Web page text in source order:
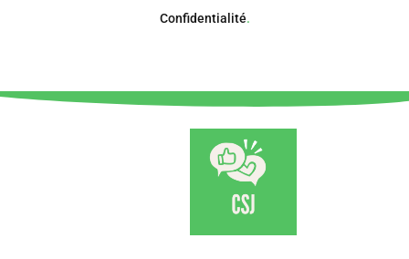
Confidentialité.